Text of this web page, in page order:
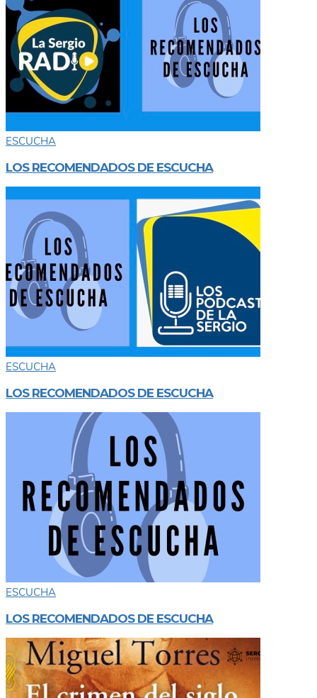
ESCUCHA
LOS RECOMENDADOS DE ESCUCHA
ESCUCHA
LOS RECOMENDADOS DE ESCUCHA
ESCUCHA
LOS RECOMENDADOS DE ESCUCHA